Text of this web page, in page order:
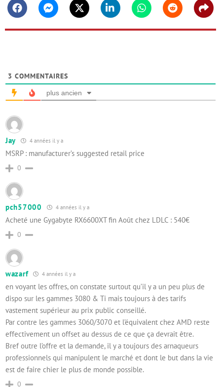
FacebookMessengerTwitter Linkedin WhatsappReddit
3 COMMENTAIRES
plus ancien
Jay 4 années il y a
MSRP : manufacturer’s suggested retail price
0
pch57000 4 années il y a
Acheté une Gygabyte RX6600XT fin Août chez LDLC : 540€
0
wazarf 4 années il y a
en voyant les offres, on constate surtout qu’il y a un peu plus de
dispo sur les gammes 3080 & Ti mais toujours à des tarifs
vastement supérieur au prix public conseillé.
Par contre les gammes 3060/3070 et l’équivalent chez AMD reste
effectivement un offset au dessus de ce que ça devrait être.
Bref outre l’offre et la demande, il y a toujours des arnaqueurs
professionnels qui manipulent le marché et dont le but dans la vie
est de faire chier le plus de monde possible.
0